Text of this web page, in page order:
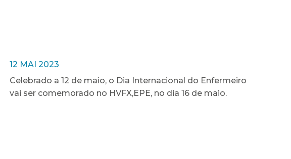
12 MAI 2023
Celebrado a 12 de maio, o Dia Internacional do Enfermeiro
vai ser comemorado no HVFX,EPE, no dia 16 de maio.